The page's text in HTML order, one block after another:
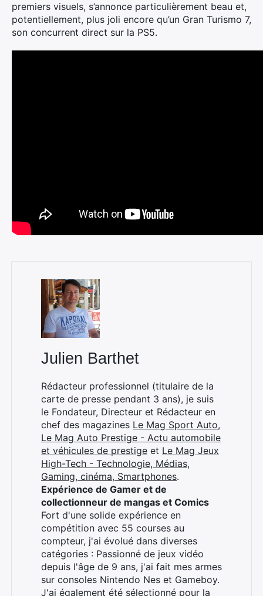
premiers visuels, s’annonce particulièrement beau et,
potentiellement, plus joli encore qu’un Gran Turismo 7,
son concurrent direct sur la PS5.
Julien Barthet
Rédacteur professionnel (titulaire de la
carte de presse pendant 3 ans), je suis
le Fondateur, Directeur et Rédacteur en
chef des magazines Le Mag Sport Auto,
Le Mag Auto Prestige - Actu automobile
et véhicules de prestige et Le Mag Jeux
High-Tech - Technologie, Médias,
Gaming, cinéma, Smartphones.
Expérience de Gamer et de
collectionneur de mangas et Comics
Fort d'une solide expérience en
compétition avec 55 courses au
compteur, j'ai évolué dans diverses
catégories : Passionné de jeux vidéo
depuis l'âge de 9 ans, j'ai fait mes armes
sur consoles Nintendo Nes et Gameboy.
J'ai également été sélectionné pour la